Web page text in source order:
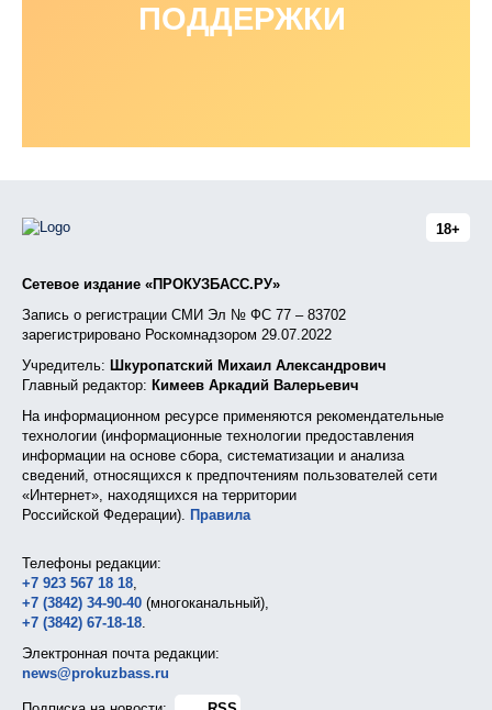
ПОДДЕРЖКИ
18+
Сетевое издание «ПРОКУЗБАСС.РУ»
Запись о регистрации СМИ Эл № ФС 77 – 83702
зарегистрировано Роскомнадзором 29.07.2022
Учредитель: Шкуропатский Михаил Александрович
Главный редактор: Кимеев Аркадий Валерьевич
На информационном ресурсе применяются рекомендательные
технологии (информационные технологии предоставления
информации на основе сбора, систематизации и анализа
сведений, относящихся к предпочтениям пользователей сети
«Интернет», находящихся на территории
Российской Федерации). Правила
Телефоны редакции:
+7 923 567 18 18,
+7 (3842) 34-90-40 (многоканальный),
+7 (3842) 67-18-18.
Электронная почта редакции:
news@prokuzbass.ru